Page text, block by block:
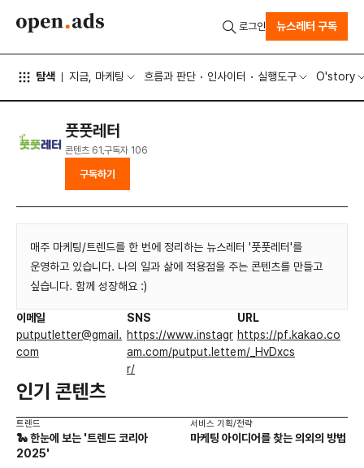
탐색 지금, 마케팅 흐름과 판단 인사이터 실행도구 O'story
로그인 뉴스레터 구독
풋풋레터
콘텐츠 61 구독자 106
구독하기
매주 마케팅/트렌드를 한 번에 정리하는 뉴스레터 '풋풋레터'를
운영하고 있습니다. 나의 일과 삶에 적용점을 주는 콘텐츠를 만들고
싶습니다. 함께 성장해요 :)
이메일
putputletter@gmail.
com
SNS
https://www.instagr
am.com/putput.lette
r/
URL
https://pf.kakao.co
m/_HvDxcs
인기 콘텐츠
트렌드
🐍 한눈에 보는 '트렌드 코리아
2025'
서비스 기획/전략
마케팅 아이디어를 찾는 의외의 방법